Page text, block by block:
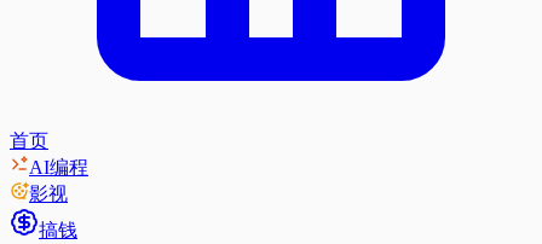
首页
AI编程
影视
搞钱